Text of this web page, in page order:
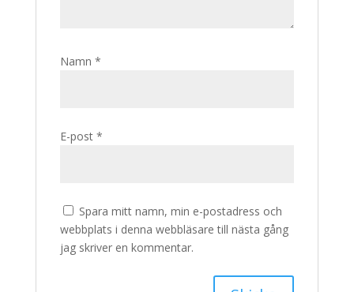
Namn *
E-post *
Spara mitt namn, min e-postadress och
webbplats i denna webbläsare till nästa gång
jag skriver en kommentar.